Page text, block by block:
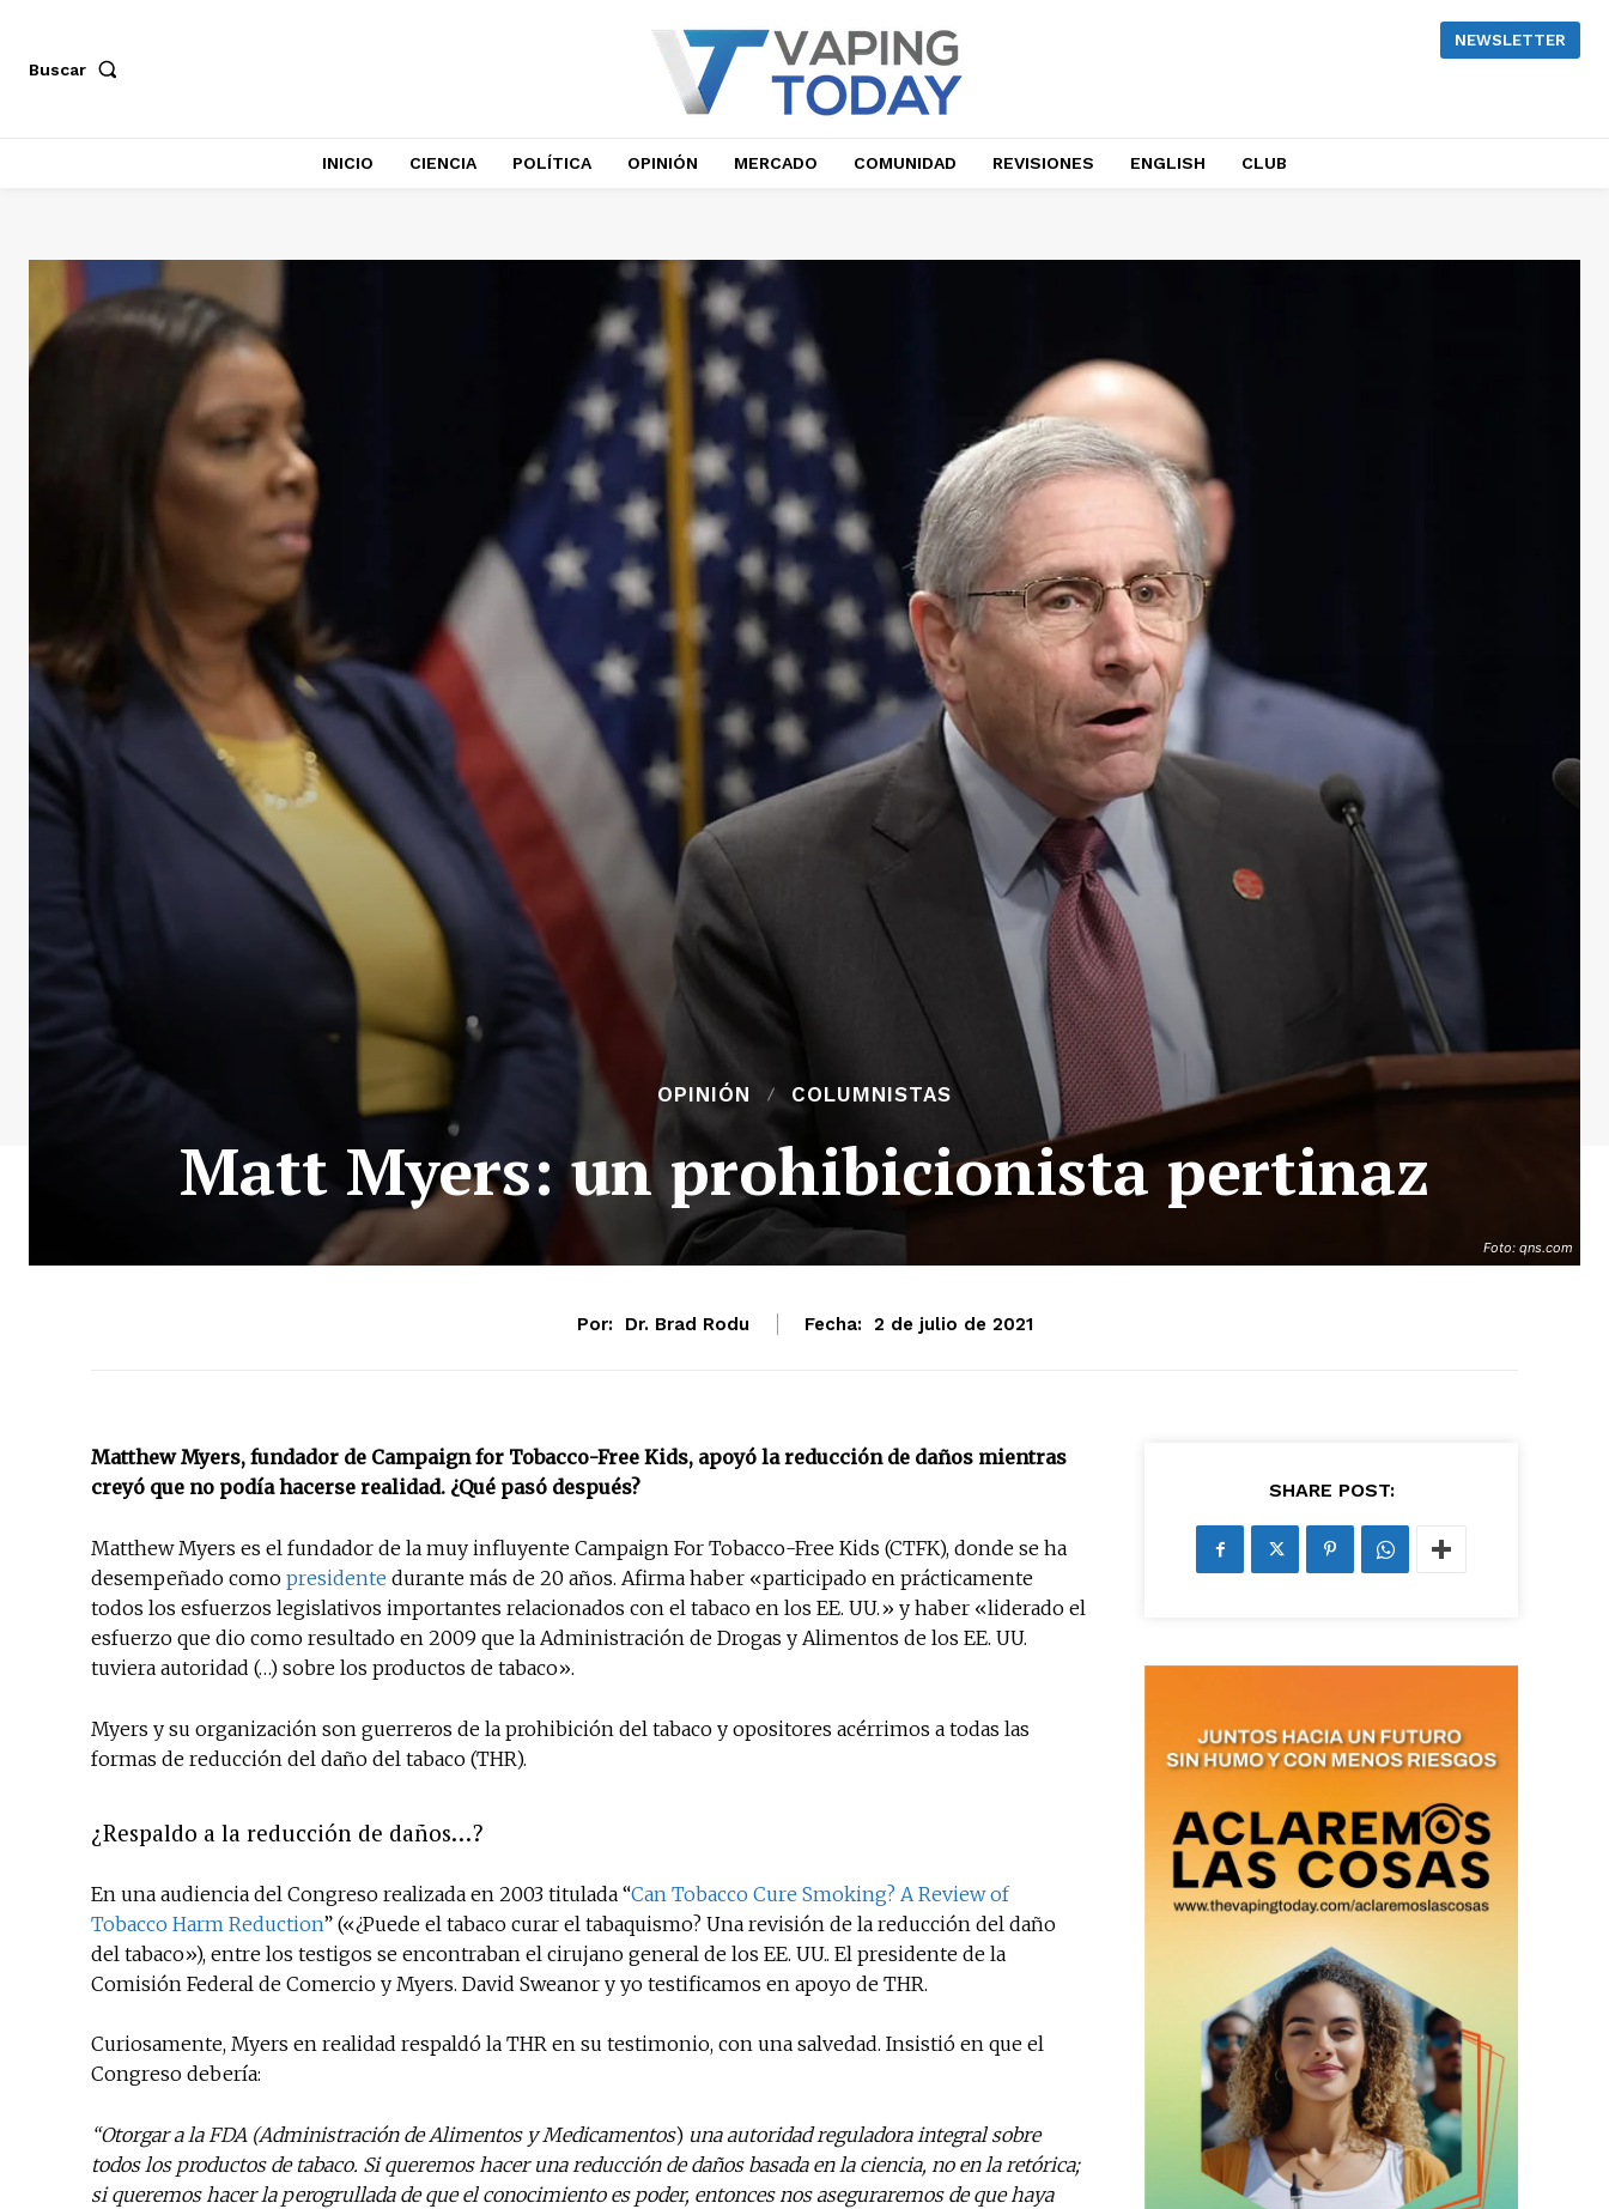
No te pierdas de las últimas
Suscríbete a nuestro boletín diario y recibe todas las
noticias del vapeo y la reducción de daños en tu correo
Subscribe to our daily clipping and receive all the news
of vaping and tobacco harm reduction in your email.
SUBSCRIBIRSE
Buscar
NEWSLETTER
INICIO CIENCIA POLÍTICA OPINIÓN MERCADO COMUNIDAD REVISIONES ENGLISH CLUB
Foto: qns.com
OPINIÓN COLUMNISTAS
Matt Myers: un prohibicionista pertinaz
Por: Dr. Brad Rodu Fecha: 2 de julio de 2021
Matthew Myers, fundador de Campaign for Tobacco-Free Kids, apoyó la reducción de daños mientras
creyó que no podía hacerse realidad. ¿Qué pasó después?
Matthew Myers es el fundador de la muy influyente Campaign For Tobacco-Free Kids (CTFK), donde se ha
desempeñado como presidente durante más de 20 años. Afirma haber «participado en prácticamente
todos los esfuerzos legislativos importantes relacionados con el tabaco en los EE. UU.» y haber «liderado el
esfuerzo que dio como resultado en 2009 que la Administración de Drogas y Alimentos de los EE. UU.
tuviera autoridad (…) sobre los productos de tabaco».
Myers y su organización son guerreros de la prohibición del tabaco y opositores acérrimos a todas las
formas de reducción del daño del tabaco (THR).
¿Respaldo a la reducción de daños…?
En una audiencia del Congreso realizada en 2003 titulada “Can Tobacco Cure Smoking? A Review of
Tobacco Harm Reduction” («¿Puede el tabaco curar el tabaquismo? Una revisión de la reducción del daño
del tabaco»), entre los testigos se encontraban el cirujano general de los EE. UU.. El presidente de la
Comisión Federal de Comercio y Myers. David Sweanor y yo testificamos en apoyo de THR.
Curiosamente, Myers en realidad respaldó la THR en su testimonio, con una salvedad. Insistió en que el
Congreso debería:
“Otorgar a la FDA (Administración de Alimentos y Medicamentos) una autoridad reguladora integral sobre
todos los productos de tabaco. Si queremos hacer una reducción de daños basada en la ciencia, no en la retórica;
si queremos hacer la perogrullada de que el conocimiento es poder, entonces nos aseguraremos de que haya
SHARE POST: